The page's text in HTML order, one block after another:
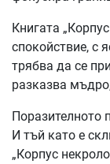
Книгата
спокойствие, с
трябва да се
разказва
Поразителното
И тъй като е
„Корпус